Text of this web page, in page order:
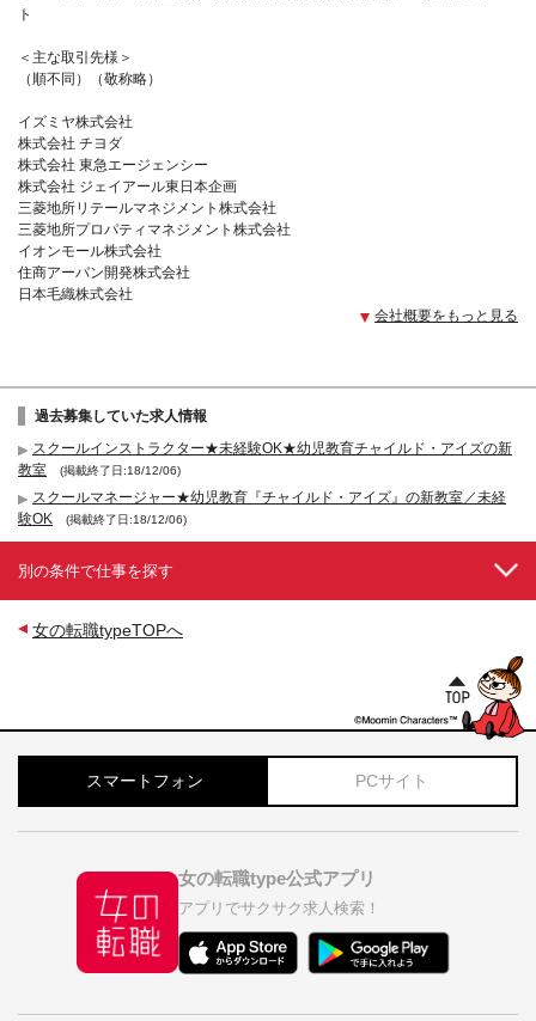
ト
＜主な取引先様＞
（順不同）（敬称略）
イズミヤ株式会社
株式会社 チヨダ
株式会社 東急エージェンシー
株式会社 ジェイアール東日本企画
三菱地所リテールマネジメント株式会社
三菱地所プロパティマネジメント株式会社
イオンモール株式会社
住商アーバン開発株式会社
日本毛織株式会社
会社概要をもっと見る
過去募集していた求人情報
スクールインストラクター★未経験OK★幼児教育チャイルド・アイズの新
教室
(掲載終了日:18/12/06)
スクールマネージャー★幼児教育『チャイルド・アイズ』の新教室／未経
験OK
(掲載終了日:18/12/06)
別の条件で仕事を探す
女の転職typeTOPへ
スマートフォン PCサイト
女の転職type公式アプリ
アプリでサクサク求人検索！